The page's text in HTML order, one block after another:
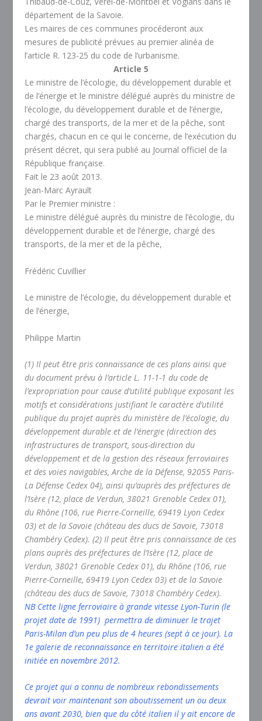
département de la Savoie.
Les maires de ces communes procéderont aux
mesures de publicité prévues au premier alinéa de
l’article R. 123-25 du code de l’urbanisme.
Article 5
Le ministre de l’écologie, du développement durable et
de l’énergie et le ministre délégué auprès du ministre de
l’écologie, du développement durable et de l’énergie,
chargé des transports, de la mer et de la pêche, sont
chargés, chacun en ce qui le concerne, de l’exécution du
présent décret, qui sera publié au Journal officiel de la
République française.
Fait le 23 août 2013.
Jean-Marc Ayrault
Par le Premier ministre :
Le ministre délégué auprès du ministre de l’écologie, du
développement durable et de l’énergie, chargé des
transports, de la mer et de la pêche,
Frédéric Cuvillier
Le ministre de l’écologie, du développement durable et
de l’énergie,
Philippe Martin
(1) Il peut être pris connaissance de ces plans ainsi que
du document prévu à l’article L. 11-1-1 du code de
l’expropriation pour cause d’utilité publique exposant les
motifs et considérations justifiant le caractère d’utilité
publique du projet auprès du ministère de l’écologie, du
développement durable et de l’énergie (direction des
infrastructures de transport, sous-direction du
développement et de la gestion des réseaux ferroviaires
et des voies navigables, Arche de la Défense, 92055 Paris-
La Défense Cedex 04), ainsi qu’auprès des préfectures de
l’Isère (12, place de Verdun, 38021 Grenoble Cedex 01),
du Rhône (106, rue Pierre-Corneille, 69419 Lyon Cedex
03) et de la Savoie (château des ducs de Savoie, 73018
Chambéry Cedex). (2) Il peut être pris connaissance de ces
plans auprès des préfectures de l’Isère (12, place de
Verdun, 38021 Grenoble Cedex 01), du Rhône (106, rue
Pierre-Corneille, 69419 Lyon Cedex 03) et de la Savoie
(château des ducs de Savoie, 73018 Chambéry Cedex).
NB Cette ligne ferroviaire à grande vitesse Lyon-Turin (le
projet date de 1991) permettra de diminuer le trajet
Paris-Milan d’un peu plus de 4 heures (sept à ce jour). La
1e galerie de reconnaissance en territoire italien a été
initiée en novembre 2012.
Ce projet qui a connu de nombreux rebondissements
devrait voir maintenant son aboutissement un ou deux
ans avant 2030, bien que du côté italien il y ait encore de